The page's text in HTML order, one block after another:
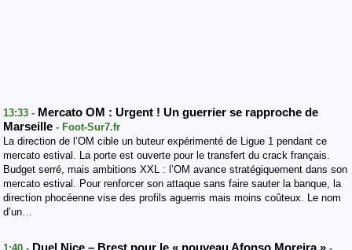
13:33 - Mercato OM : Urgent ! Un guerrier se rapproche de
Marseille - Foot-Sur7.fr
La direction de l’OM cible un buteur expérimenté de Ligue 1 pendant ce
mercato estival. La porte est ouverte pour le transfert du crack français.
Budget serré, mais ambitions XXL : l’OM avance stratégiquement dans son
mercato estival. Pour renforcer son attaque sans faire sauter la banque, la
direction phocéenne vise des profils aguerris mais moins coûteux. Le nom
d’un…